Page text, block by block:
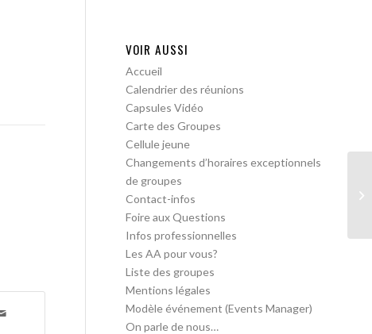
VOIR AUSSI
Accueil
Calendrier des réunions
Capsules Vidéo
Carte des Groupes
Cellule jeune
Changements d’horaires exceptionnels
de groupes
Contact-infos
Foire aux Questions
Infos professionnelles
Les AA pour vous?
Liste des groupes
Mentions légales
Modèle événement (Events Manager)
On parle de nous…